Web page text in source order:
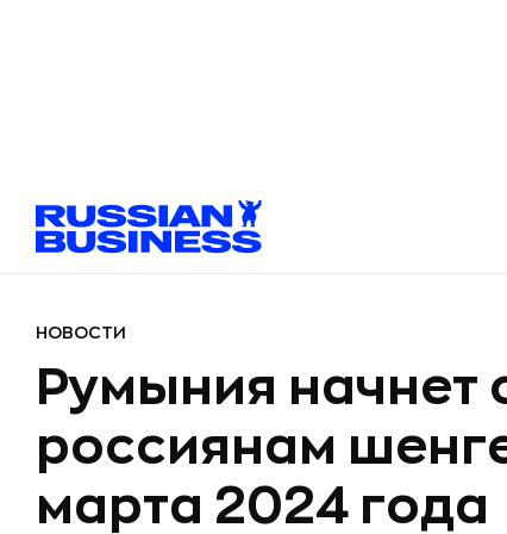
НОВОСТИ
Румыния начнет
россиянам
марта 2024 года